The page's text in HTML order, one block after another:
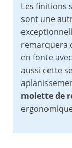
Les finitions
sont une
remarquera
en fonte
aussi cette
molette de